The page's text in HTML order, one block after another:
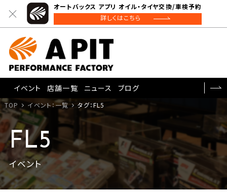
オートバックス アプリ オイル・タイヤ交換/車検予約
詳しくはこちら
イベント 店舗一覧 ニュース ブログ
TOP イベント：一覧 タグ：FL5
FL5
イベント